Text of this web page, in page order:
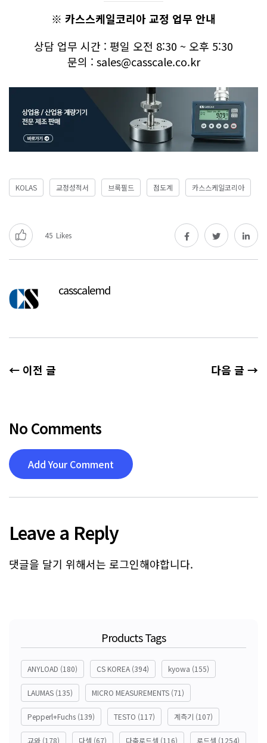
※ 카스스케일코리아 교정 업무 안내
상담 업무 시간 : 평일 오전 8:30 ~ 오후 5:30
문의 : sales@casscale.co.kr
KOLAS 교정성적서 브룩필드 점도계 카스스케일코리아
45 Likes
casscalemd
← 이전 글 다음 글 →
No Comments
Add Your Comment
Leave a Reply
댓글을 달기 위해서는 로그인해야합니다.
Products Tags
ANYLOAD (180) CS KOREA (394) kyowa (155)
LAUMAS (135) MICRO MEASUREMENTS (71)
Pepperl+Fuchs (139) TESTO (117) 계측기 (107)
교와 (178) 다셀 (67) 다축로드셀 (116) 로드셀 (1254)